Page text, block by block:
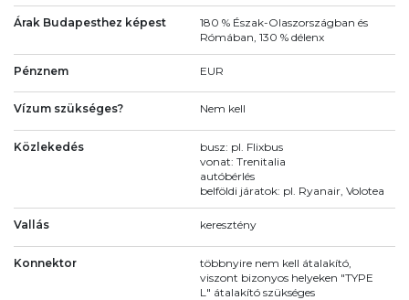
Árak Budapesthez képest
180 % Észak-Olaszországban és
Rómában, 130 % délenx
Pénznem EUR
Vízum szükséges? Nem kell
Közlekedés
busz: pl. Flixbus
vonat: Trenitalia
autóbérlés
belföldi járatok: pl. Ryanair, Volotea
Vallás keresztény
Konnektor
többnyire nem kell átalakító,
viszont bizonyos helyeken "TYPE
L" átalakító szükséges